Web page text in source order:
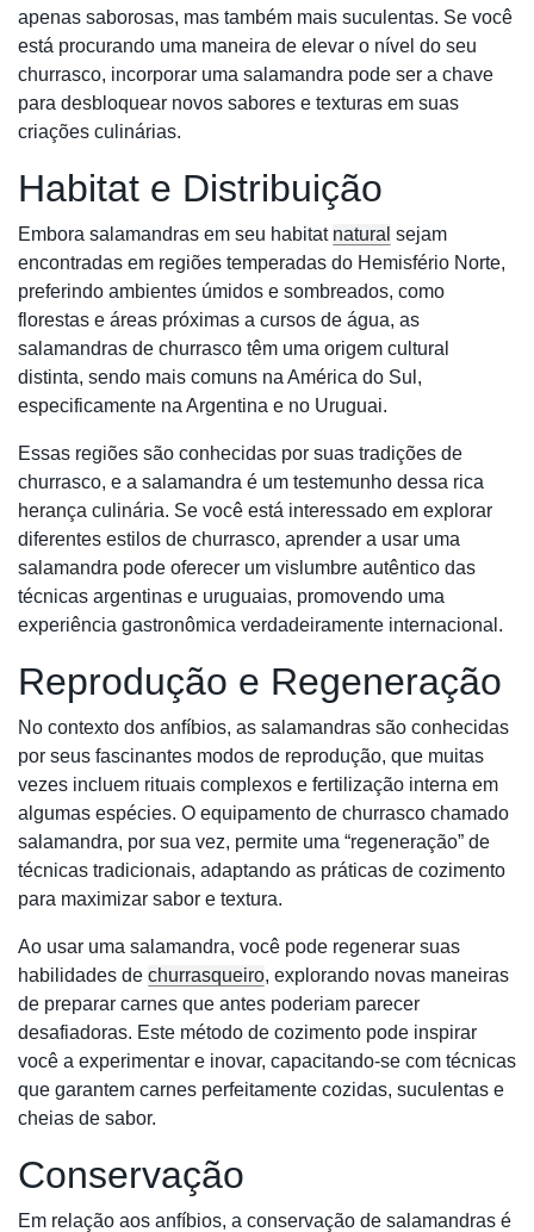
apenas saborosas, mas também mais suculentas. Se você
está procurando uma maneira de elevar o nível do seu
churrasco, incorporar uma salamandra pode ser a chave
para desbloquear novos sabores e texturas em suas
criações culinárias.
Habitat e Distribuição
Embora salamandras em seu habitat natural sejam
encontradas em regiões temperadas do Hemisfério Norte,
preferindo ambientes úmidos e sombreados, como
florestas e áreas próximas a cursos de água, as
salamandras de churrasco têm uma origem cultural
distinta, sendo mais comuns na América do Sul,
especificamente na Argentina e no Uruguai.
Essas regiões são conhecidas por suas tradições de
churrasco, e a salamandra é um testemunho dessa rica
herança culinária. Se você está interessado em explorar
diferentes estilos de churrasco, aprender a usar uma
salamandra pode oferecer um vislumbre autêntico das
técnicas argentinas e uruguaias, promovendo uma
experiência gastronômica verdadeiramente internacional.
Reprodução e Regeneração
No contexto dos anfíbios, as salamandras são conhecidas
por seus fascinantes modos de reprodução, que muitas
vezes incluem rituais complexos e fertilização interna em
algumas espécies. O equipamento de churrasco chamado
salamandra, por sua vez, permite uma “regeneração” de
técnicas tradicionais, adaptando as práticas de cozimento
para maximizar sabor e textura.
Ao usar uma salamandra, você pode regenerar suas
habilidades de churrasqueiro, explorando novas maneiras
de preparar carnes que antes poderiam parecer
desafiadoras. Este método de cozimento pode inspirar
você a experimentar e inovar, capacitando-se com técnicas
que garantem carnes perfeitamente cozidas, suculentas e
cheias de sabor.
Conservação
Em relação aos anfíbios, a conservação de salamandras é